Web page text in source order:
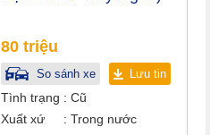
80 triệu
So sánh xe Lưu tin
Tình trạng
Cũ
Xuất xứ
Trong nước